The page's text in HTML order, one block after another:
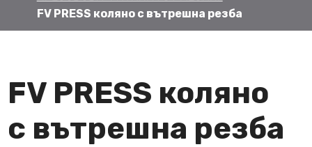
FV PRESS коляно с вътрешна резба
FV PRESS коляно
с вътрешна резба